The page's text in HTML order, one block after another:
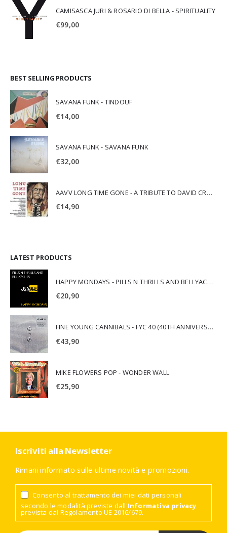
CAMISASCA JURI & ROSARIO DI BELLA - SPIRITUALITY
€99,00
BEST SELLING PRODUCTS
SAVANA FUNK - TINDOUF
€14,00
SAVANA FUNK - SAVANA FUNK
€32,00
AAVV LONG TIME GONE - A TRIBUTE TO DAVID CROSBY
€14,90
LATEST PRODUCTS
HAPPY MONDAYS - PILLS N THRILLS AND BELLYACHES
€20,90
FINE YOUNG CANNIBALS - FYC 40 (40TH ANNIVERSARY)
€43,90
MIKE FLOWERS POP - WONDER WALL
€25,90
Iscriviti alla Newsletter
Rimani informato sulle ultime novità e promozioni.
Consento al trattamento dei miei dati personali
secondo le modalità previste dall'Informativa privacy
prevista dal Regolamento UE 2016/679.